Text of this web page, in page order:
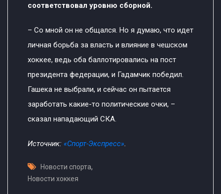
соответствовал уровню сборной.
– Со мной он не общался. Но я думаю, что идет
личная борьба за власть и влияние в чешском
хоккее, ведь оба баллотировались на пост
президента федерации, и Гадамчик победил.
Гашека не выбрали, и сейчас он пытается
заработать какие-то политические очки, –
сказал нападающий СКА.
Источник: «Спорт-Экспресс».
Новости спорта,
Новости хоккея